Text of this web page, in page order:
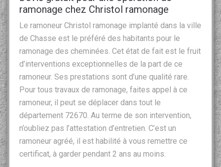
ramonage chez Christol ramonage
Le ramoneur Christol ramonage implanté dans la ville
de Chasse est le préféré des habitants pour le
ramonage des cheminées. Cet état de fait est le fruit
d’interventions exceptionnelles de la part de ce
ramoneur. Ses prestations sont d’une qualité rare.
Pour tous travaux de ramonage, faites appel à ce
ramoneur, il peut se déplacer dans tout le
département 72670. Au terme de son intervention,
n’oubliez pas l’attestation d’entretien. C’est un
ramoneur agréé, il est habilité à vous remettre ce
certificat, à garder pendant 2 ans au moins.